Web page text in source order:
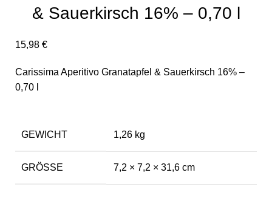
& Sauerkirsch 16% – 0,70 l
15,98 €
Carissima Aperitivo Granatapfel & Sauerkirsch 16% –
0,70 l
GEWICHT 1,26 kg
GRÖSSE 7,2 × 7,2 × 31,6 cm